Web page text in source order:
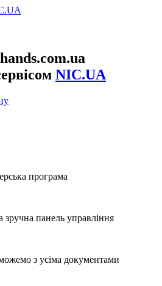
NIC.UA
програма
зручна панель управління
з усіма документами